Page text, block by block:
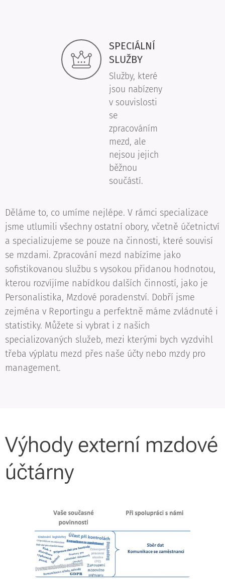
SPECIÁLNÍ
SLUŽBY
Služby, které
jsou nabízeny
v souvislosti
se
zpracováním
mezd, ale
nejsou jejich
běžnou
součástí.
Děláme to, co umíme nejlépe. V rámci specializace
jsme utlumili všechny ostatní obory, včetně účetnictví
a specializujeme se pouze na činnosti, které souvisí
se mzdami. Zpracování mezd nabízíme jako
sofistikovanou službu s vysokou přidanou hodnotou,
kterou rozvíjíme nabídkou dalších činností, jako je
Personalistika, Mzdové poradenství. Dobří jsme
zejména v Reportingu a perfektně máme zvládnuté i
statistiky. Můžete si vybrat i z našich
specializovaných služeb, mezi kterými bych vyzdvihl
třeba výplatu mezd přes naše účty nebo mzdy pro
management.
Výhody externí mzdové
účtárny